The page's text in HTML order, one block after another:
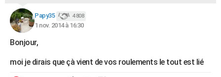
Papy35 4 808
1 nov. 2014 à 16:30
Bonjour,
moi je dirais que çà vient de vos roulements le tout est lié